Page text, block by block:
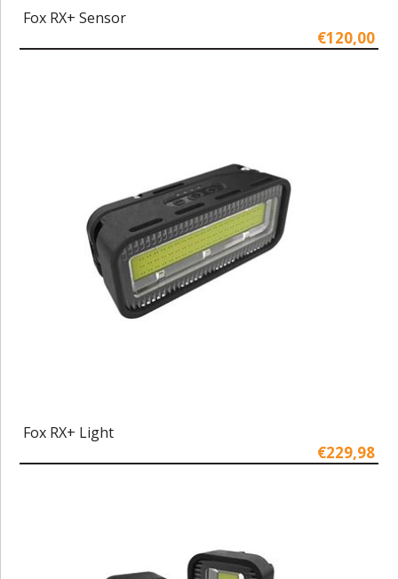
Fox RX+ Sensor
€120,00
Fox RX+ Light
€229,98